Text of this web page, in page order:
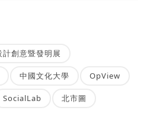
計創意暨發明展
中國文化大學 OpView
SocialLab 北市圖